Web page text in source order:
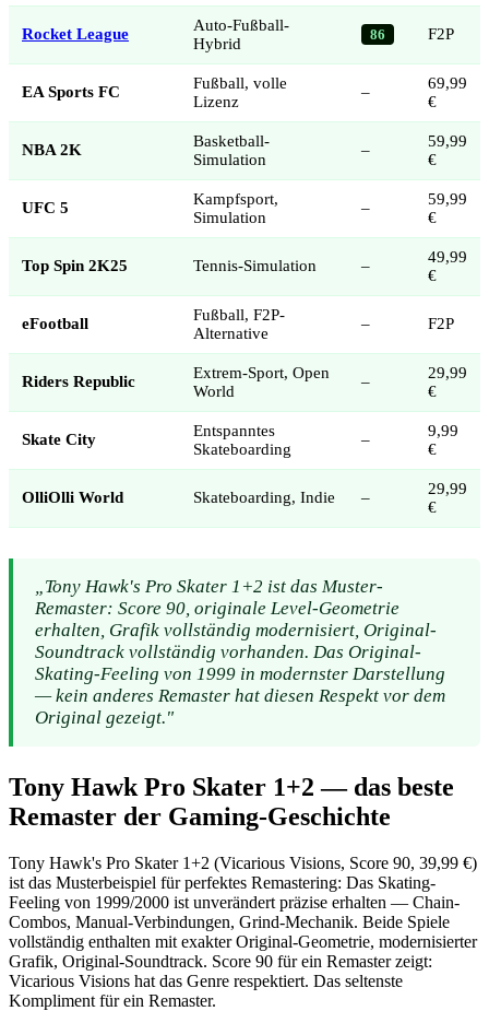
Rocket League
Auto-Fußball-
Hybrid
86 F2P
EA Sports FC
Fußball, volle
Lizenz
–
69,99
€
NBA 2K
Basketball-
Simulation
–
59,99
€
UFC 5
Kampfsport,
Simulation
–
59,99
€
Top Spin 2K25 Tennis-Simulation –
49,99
€
eFootball
Fußball, F2P-
Alternative
– F2P
Riders Republic
Extrem-Sport, Open
World
–
29,99
€
Skate City
Entspanntes
Skateboarding
–
9,99
€
OlliOlli World Skateboarding, Indie –
29,99
€
„Tony Hawk's Pro Skater 1+2 ist das Muster-
Remaster: Score 90, originale Level-Geometrie
erhalten, Grafik vollständig modernisiert, Original-
Soundtrack vollständig vorhanden. Das Original-
Skating-Feeling von 1999 in modernster Darstellung
— kein anderes Remaster hat diesen Respekt vor dem
Original gezeigt."
Tony Hawk Pro Skater 1+2 — das beste
Remaster der Gaming-Geschichte
Tony Hawk's Pro Skater 1+2 (Vicarious Visions, Score 90, 39,99 €)
ist das Musterbeispiel für perfektes Remastering: Das Skating-
Feeling von 1999/2000 ist unverändert präzise erhalten — Chain-
Combos, Manual-Verbindungen, Grind-Mechanik. Beide Spiele
vollständig enthalten mit exakter Original-Geometrie, modernisierter
Grafik, Original-Soundtrack. Score 90 für ein Remaster zeigt:
Vicarious Visions hat das Genre respektiert. Das seltenste
Kompliment für ein Remaster.